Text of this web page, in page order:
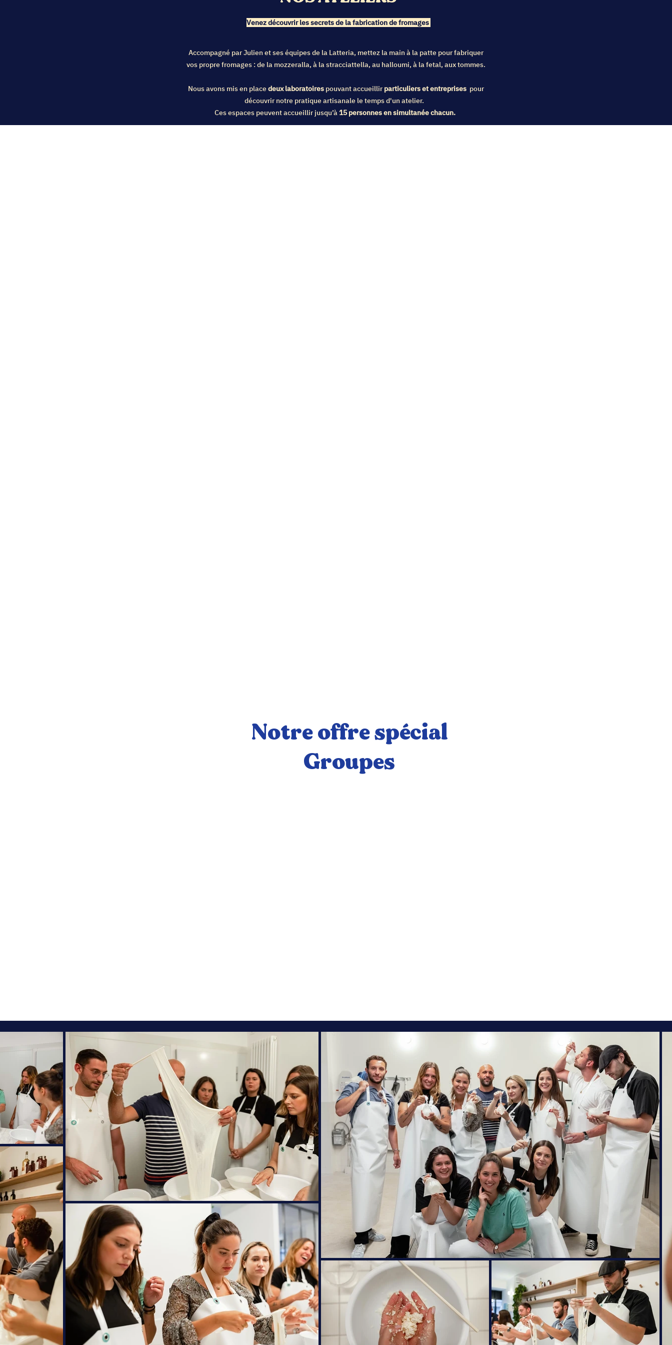
Venez découvrir les secrets de la fabrication de fromages
Accompagné par Julien et ses équipes de la Latteria, mettez la main à la patte pour fabriquer
vos propre fromages : de la mozzeralla, à la stracciattella, au halloumi, à la fetal, aux tommes.
Nous avons mis en placedeux laboratoirespouvant accueillir particuliers et entreprisespour
découvrir notre pratique artisanale le temps d'un atelier.
Ces espaces peuvent accueillir jusqu’à15 personnes en simultanée chacun.
Notre offre spécial
Groupes